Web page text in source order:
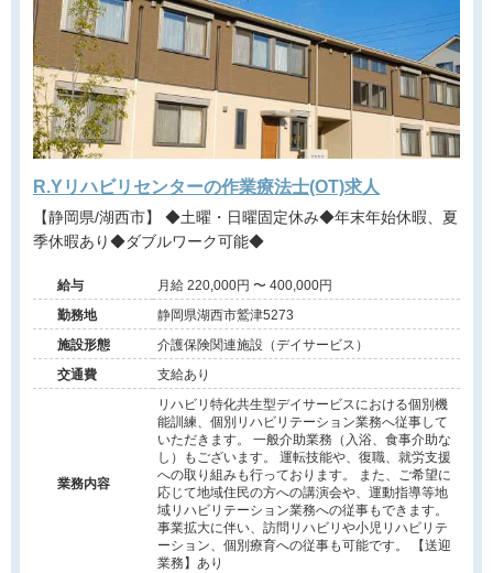
R.Yリハビリセンターの作業療法士(OT)求人
【静岡県/湖西市】 ◆土曜・日曜固定休み◆年末年始休暇、夏
季休暇あり◆ダブルワーク可能◆
給与
月給 220,000円 〜 400,000円
勤務地
静岡県湖西市鷲津5273
施設形態
介護保険関連施設（デイサービス）
交通費
支給あり
業務内容
リハビリ特化共生型デイサービスにおける個別機
能訓練、個別リハビリテーション業務へ従事して
いただきます。 一般介助業務（入浴、食事介助な
し）もございます。 運転技能や、復職、就労支援
への取り組みも行っております。 また、ご希望に
応じて地域住民の方への講演会や、運動指導等地
域リハビリテーション業務への従事もできます。
事業拡大に伴い、訪問リハビリや小児リハビリテ
ーション、個別療育への従事も可能です。 【送迎
業務】あり